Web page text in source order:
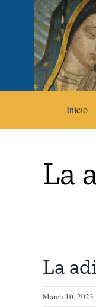
Inicio
La
La
March 10, 2023